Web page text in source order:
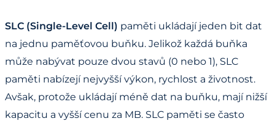
SLC (Single-Level Cell) paměti ukládají jeden bit dat
na jednu paměťovou buňku. Jelikož každá buňka
může nabývat pouze dvou stavů (0 nebo 1), SLC
paměti nabízejí nejvyšší výkon, rychlost a životnost.
Avšak, protože ukládají méně dat na buňku, mají nižší
kapacitu a vyšší cenu za MB. SLC paměti se často